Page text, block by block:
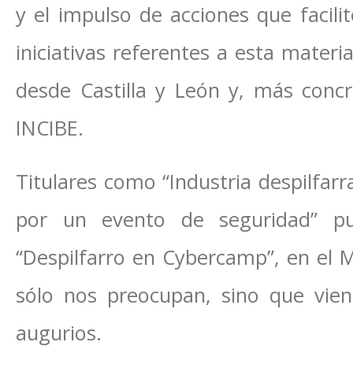
y el impulso de acciones que
iniciativas referentes a esta
desde Castilla y León y, más
INCIBE.
Titulares como “Industria
por un evento de seguridad”
“Despilfarro en Cybercamp”, en el
sólo nos preocupan, sino que
augurios.